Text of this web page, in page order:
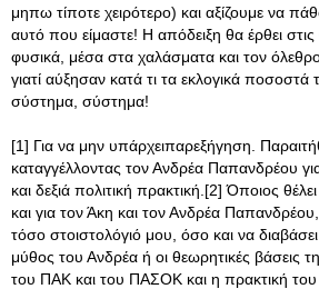
μηπω τίποτε χειρότερο) και αξίζουμε να
αυτό που είμαστε! Η απόδειξη θα έρθει στις
φυσικά, μέσα στα χαλάσματα και τον
γιατί αύξησαν κατά τι τα εκλογικά
σύστημα, σύστημα!
[1] Για να μην υπάρχειπαρεξήγηση.
καταγγέλλοντας τον Ανδρέα Παπανδρέου
και δεξιά πολιτική πρακτική.[2] Όποιος
και για τον Άκη και τον Ανδρέα
τόσο στοιστολόγιό μου, όσο και να
μύθος του Ανδρέα ή οι θεωρητικές βάσεις
του ΠΑΚ και του ΠΑΣΟΚ και η πρακτική του